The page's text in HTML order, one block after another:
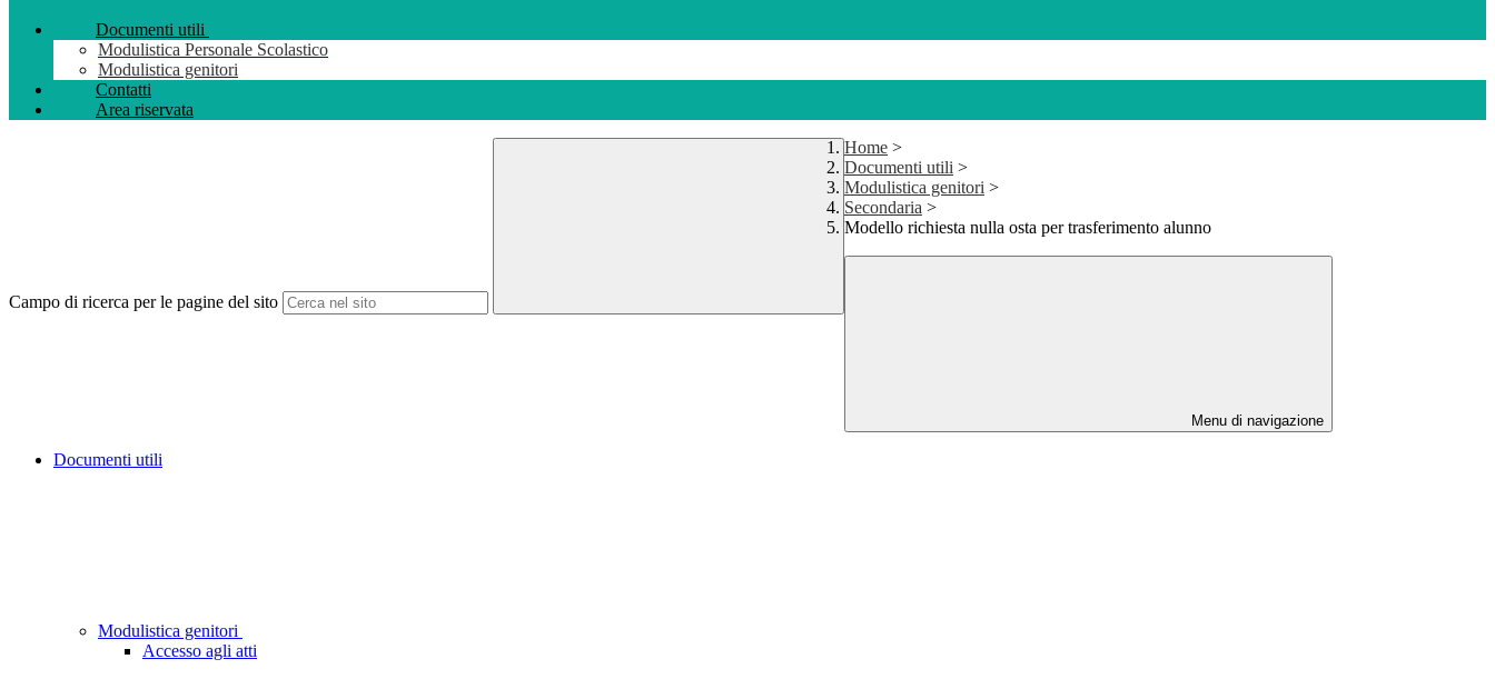
Documenti utili
Modulistica Personale Scolastico
Modulistica genitori
Contatti
Area riservata
Campo di ricerca per le pagine del sito
Home >
Documenti utili >
Modulistica genitori >
Secondaria >
Modello richiesta nulla osta per trasferimento alunno
Menu di navigazione
Documenti utili
Modulistica genitori
Accesso agli atti